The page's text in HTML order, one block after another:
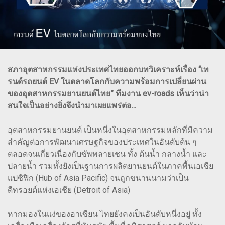
สภาอุตสาหกรรมแห่งประเทศไทยออกบทวิเคราะห์เรื่อง “เท
รนด์รถยนต์ EV ในตลาดโลกกับความพร้อมการเปลี่ยนผ่าน
ของอุตสาหกรรมยานยนต์ไทย” ทีมงาน ev-roads เห็นว่าน่า
สนใจเป็นอย่างยิ่งจึงนำมาเผยแพร่ต่อ...
อุตสาหกรรมยานยนต์ เป็นหนึ่งในอุตสาหกรรมหลักที่มีความ
สำคัญต่อการพัฒนาเศรษฐกิจของประเทศในอันดับต้น ๆ
ตลอดจนเกี่ยวเนื่องกับซัพพลายเชน ทั้ง ต้นน้ำ กลางน้ำ และ
ปลายน้ำ รวมทั้งยังเป็นฐานการผลิตยานยนต์ในภาคพื้นเอเชีย
แปซิฟิก (Hub of Asia Pacific) จนถูกขนานนามว่าเป็น
ดีทรอยต์แห่งเอเชีย (Detroit of Asia)
หากมองในแง่ของอาเซียน ไทยยังคงเป็นอันดับหนึ่งอยู่ ทั้ง